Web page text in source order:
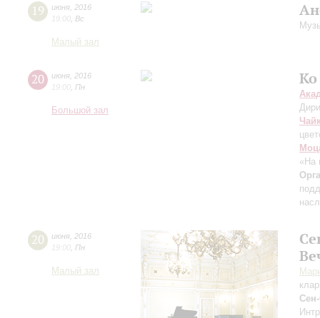
19 июня 2016
19:00 Вс
Малый зал
20 июня 2016
19:00 Пн
Большой зал
«На
20 июня 2016
19:00 Пн
Малый зал